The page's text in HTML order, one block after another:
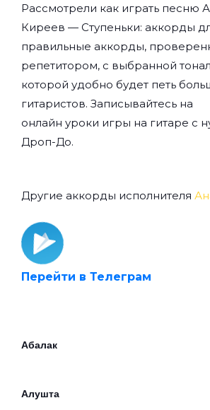
Рассмотрели как играть песню
Киреев — Ступеньки: аккорды
правильные аккорды,
репетитором, с выбранной
которой удобно будет петь
гитаристов. Записывайтесь на
онлайн уроки игры на гитаре с
Дроп-До.
Другие аккорды исполнителя
Перейти в Телеграм
Абалак
Алушта